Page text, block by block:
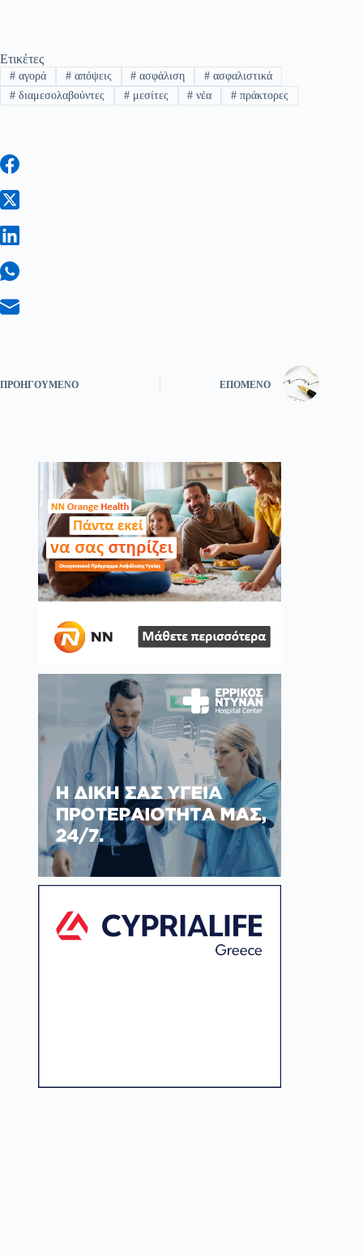
Ετικέτες
#αγορά #απόψεις # ασφάλιση # ασφαλιστικά
#διαμεσολαβούντες #μεσίτες # νέα # πράκτορες
ΠΡΟΗΓΟΎΜΕΝΟ ΕΠΌΜΕΝΟ